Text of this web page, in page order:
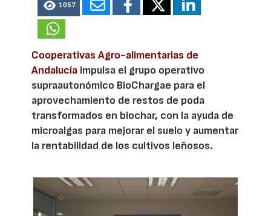
1057
Cooperativas Agro-alimentarias de
Andalucía impulsa el grupo operativo
supraautonómico BioChargae para el
aprovechamiento de restos de poda
transformados en biochar, con la ayuda de
microalgas para mejorar el suelo y aumentar
la rentabilidad de los cultivos leñosos.